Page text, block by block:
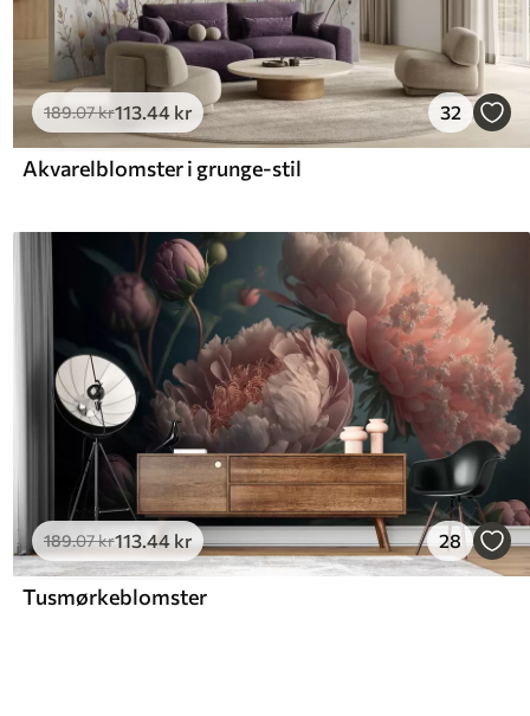
189.07kr113.44 kr 32
Akvarelblomster i grunge-stil
189.07kr113.44 kr 28
Tusmørkeblomster